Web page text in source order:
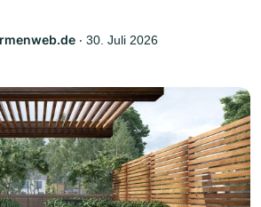
‧ 30. Juli 2026